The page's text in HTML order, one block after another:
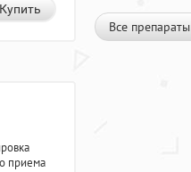
Купить
приема
Все препараты